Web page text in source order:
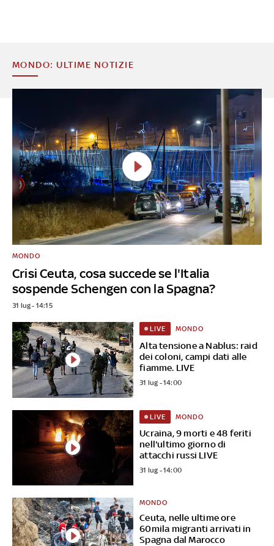
MONDO: ULTIME NOTIZIE
Crisi Ceuta, cosa succede se l'Italia
sospende Schengen con la Spagna?
MONDO
31 lug - 14:15
Alta tensione a Nablus: raid
dei coloni, campi dati alle
fiamme. LIVE
LIVE MONDO
31 lug - 14:00
Ucraina, 9 morti e 48 feriti
nell'ultimo giorno di
attacchi russi LIVE
LIVE MONDO
31 lug - 14:00
Ceuta, nelle ultime ore
60mila migranti arrivati in
Spagna dal Marocco
MONDO